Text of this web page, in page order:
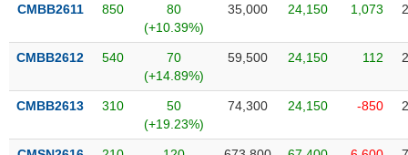
CMBB2611 850
80
(+10.39%)
35,000 24,150 1,073
CMBB2612 540
70
(+14.89%)
59,500 24,150 112
CMBB2613 310
50
(+19.23%)
74,300 24,150 -850
TIỆN
ÍCH
BẤT